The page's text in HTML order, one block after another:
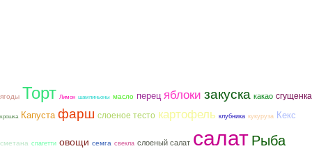
ягоды Торт Лимон шампиньоны масло перец яблоки закуска какао сгущенка
крошка Капуста фарш слоеное тесто картофель клубника кукуруза Кекс
сметана спагетти овощи семга свекла слоеный салат салатРыба